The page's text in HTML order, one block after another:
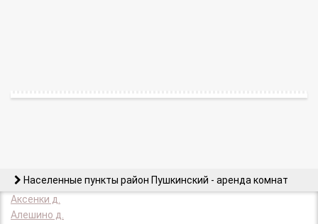
Населенные пункты район Пушкинский - аренда комнат
Аксенки д.
Алешино д.